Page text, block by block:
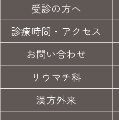
受診の方へ
診療時間・アクセス
お問い合わせ
リウマチ科
漢方外来